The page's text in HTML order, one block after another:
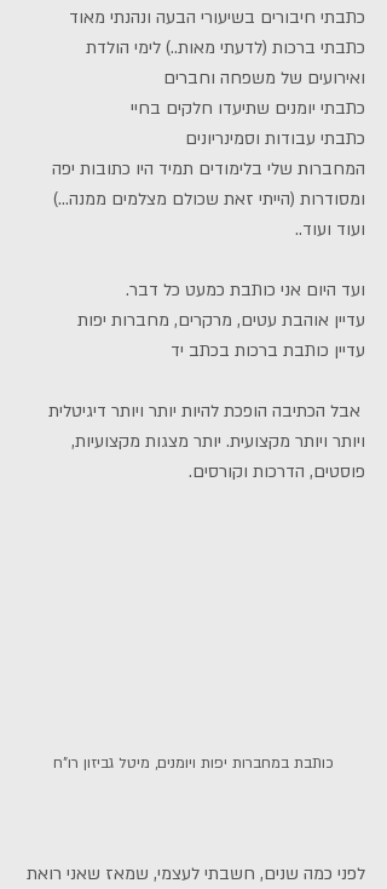
כתבתי חיבורים בשיעורי הבעה ונהנתי מאוד
כתבתי ברכות (לדעתי מאות..) לימי הולדת
ואירועים של משפחה וחברים
כתבתי יומנים שתיעדו חלקים בחיי
כתבתי עבודות וסמינריונים
המחברות שלי בלימודים תמיד היו כתובות יפה
ומסודרות (הייתי זאת שכולם מצלמים ממנה...)
ועוד ועוד..
ועד היום אני כותבת כמעט כל דבר.
עדיין אוהבת עטים, מרקרים, מחברות יפות
עדיין כותבת ברכות בכתב יד
אבל הכתיבה הופכת להיות יותר ויותר דיגיטלית
ויותר ויותר מקצועית. יותר מצגות מקצועיות,
פוסטים, הדרכות וקורסים.
כותבת במחברות יפות ויומנים, מיטל גביזון רו"ח
לפני כמה שנים, חשבתי לעצמי, שמאז שאני רואת